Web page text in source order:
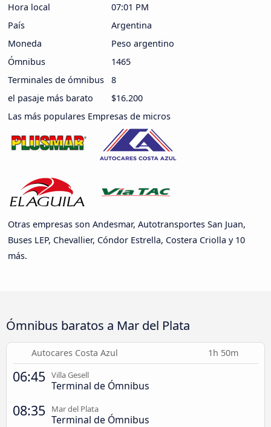
Hora local
07:01 PM
País
Argentina
Moneda
Peso argentino
Ómnibus
1465
Terminales de ómnibus
8
el pasaje más barato
$16.200
Las más populares Empresas de micros
Otras empresas son Andesmar, Autotransportes San Juan,
Buses LEP, Chevallier, Cóndor Estrella, Costera Criolla y 10
más.
Ómnibus baratos a Mar del Plata
Autocares Costa Azul 1h 50m
06:45 Villa Gesell
Terminal de Ómnibus
08:35 Mar del Plata
Terminal de Ómnibus